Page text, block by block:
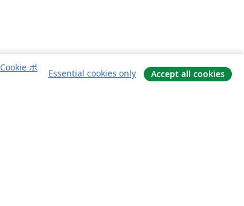
Cookie ポ
Essential cookies only Accept all cookies